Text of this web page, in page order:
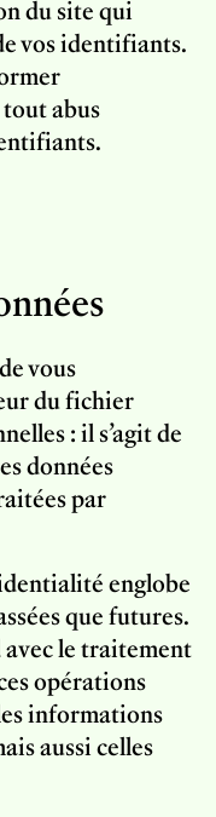
du site qui
vos identifiants.
abus
vous
du fichier
: il s’agit de
données
par
englobe
que futures.
avec le traitement
opérations
informations
aussi celles